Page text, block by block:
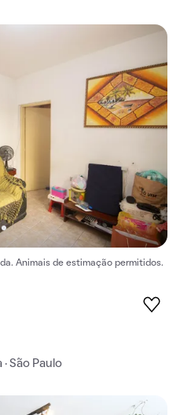
Animais de estimação permitidos.
São Paulo